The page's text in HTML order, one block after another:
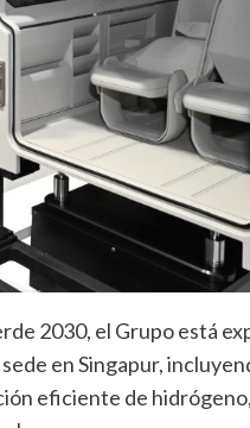
2030, el Grupo está
en Singapur,
eficiente de